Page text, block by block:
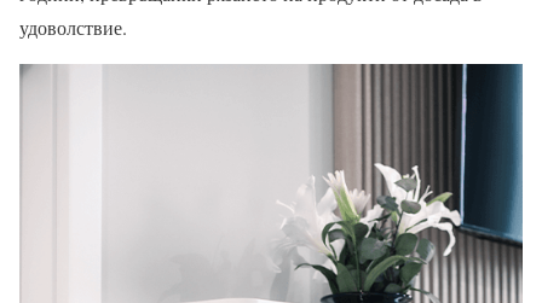
удоволствие.